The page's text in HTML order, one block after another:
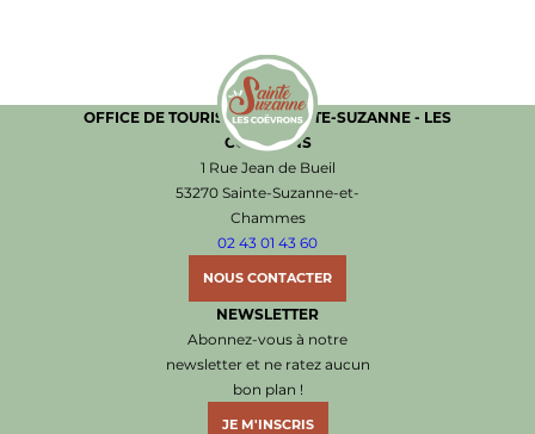
Office de Tourisme de Sainte-Suzanne les
OFFICE DE TOURISME DE SAINTE-SUZANNE - LES
COËVRONS
1 Rue Jean de Bueil
53270 Sainte-Suzanne-et-
Chammes
02 43 01 43 60
NOUS CONTACTER
NEWSLETTER
Abonnez-vous à notre
newsletter et ne ratez aucun
bon plan !
JE M'INSCRIS